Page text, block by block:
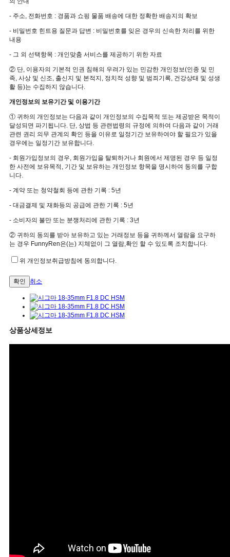
- 주소, 전화번호 : 경품과 쇼핑 물품 배송에 대한 정확한 배송지의 확보
- 비밀번호 힌트용 질문과 답변 : 비밀번호를 잊은 경우의 신속한 처리를 위한
내용
- 그 외 선택항목 : 개인맞춤 서비스를 제공하기 위한 자료
② 단, 이용자의 기본적 인권 침해의 우려가 있는 민감한 개인정보(인종 및 민
족, 사상 및 신조, 출신지 및 본적지, 정치적 성향 및 범죄기록, 건강상태 및 성생
활 등)는 수집하지 않습니다.
개인정보의 보유기간 및 이용기간
① 귀하의 개인정보는 다음과 같이 개인정보의 수집목적 또는 제공받은 목적이
달성되면 파기됩니다. 단, 상법 등 관련법령의 규정에 의하여 다음과 같이 거래
관련 권리 의무 관계의 확인 등을 이유로 일정기간 보유하여야 할 필요가 있을
경우에는 일정기간 보유합니다.
- 회원가입정보의 경우, 회원가입을 탈퇴하거나 회원에서 제명된 경우 등 일정
한 사전에 보유목적, 기간 및 보유하는 개인정보 항목을 명시하여 동의를 구합
니다.
- 계약 또는 청약철회 등에 관한 기록 : 5년
- 대금결제 및 재화등의 공급에 관한 기록 : 5년
- 소비자의 불만 또는 분쟁처리에 관한 기록 : 3년
② 귀하의 동의를 받아 보유하고 있는 거래정보 등을 귀하께서 열람을 요구하
는 경우 FunnyRen은(는) 지체없이 그 열람,확인 할 수 있도록 조치합니다.
위 개인정보취급방침에 동의합니다.
취소
상품상세정보